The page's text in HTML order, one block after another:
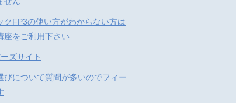
クFP3の使い方がわからない方は
座をご利用下さい
ズサイト
びについて質問が多いのでフィー